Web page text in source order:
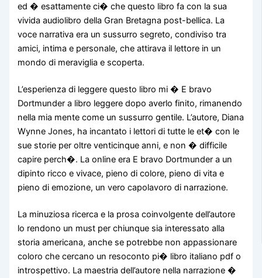
ed � esattamente ci� che questo libro fa con la sua
vivida audiolibro della Gran Bretagna post-bellica. La
voce narrativa era un sussurro segreto, condiviso tra
amici, intima e personale, che attirava il lettore in un
mondo di meraviglia e scoperta.
L’esperienza di leggere questo libro mi � E bravo
Dortmunder a libro leggere dopo averlo finito, rimanendo
nella mia mente come un sussurro gentile. L’autore, Diana
Wynne Jones, ha incantato i lettori di tutte le et� con le
sue storie per oltre venticinque anni, e non � difficile
capire perch�. La online era E bravo Dortmunder a un
dipinto ricco e vivace, pieno di colore, pieno di vita e
pieno di emozione, un vero capolavoro di narrazione.
La minuziosa ricerca e la prosa coinvolgente dell’autore
lo rendono un must per chiunque sia interessato alla
storia americana, anche se potrebbe non appassionare
coloro che cercano un resoconto pi� libro italiano pdf o
introspettivo. La maestria dell’autore nella narrazione �